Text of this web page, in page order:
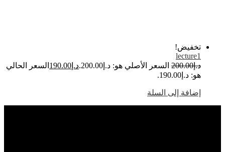
200.00 السعر الأصلي هو: د.إ200.00. د.إ190.00السعر الحالي
إلى السلة